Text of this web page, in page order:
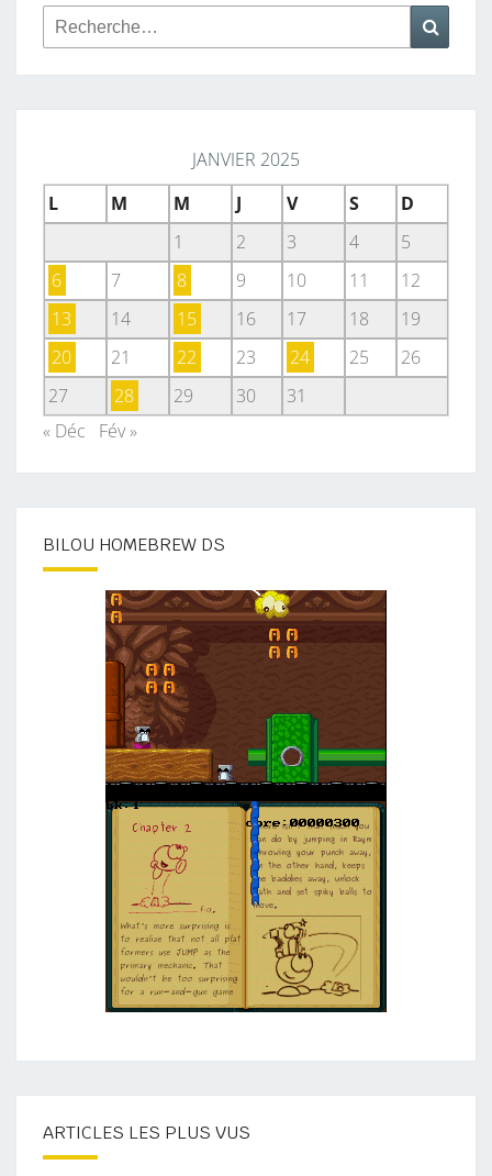
Rechercher :
JANVIER 2025
L
M M J V S
D
1
2 3 4
5
6
7 8 9 10 11
12
13
14 15 16 17 18
19
20
21 22 23 24 25
26
27
28 29 30
31
« Déc
Fév »
BILOU HOMEBREW DS
ARTICLES LES PLUS VUS